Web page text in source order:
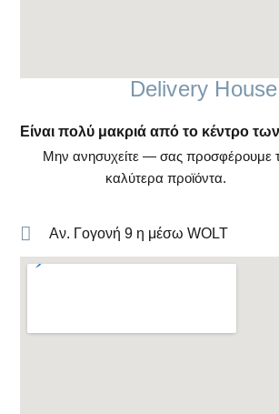
Delivery House
Είναι πολύ μακριά από το κέντρο
Μην ανησυχείτε — σας προσφέρουμε
καλύτερα προϊόντα.
Αν. Γογονή 9 η μέσω WOLT